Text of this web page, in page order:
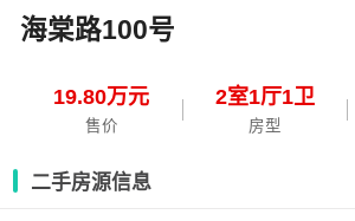
海棠路100号
19.80万元
售价
2室1厅1卫
房型
二手房源信息